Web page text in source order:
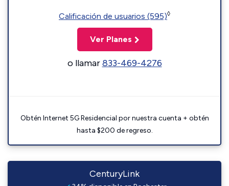
Calificación de usuarios (595)◊
Ver Planes
o llamar833-469-4276
Obtén Internet 5G Residencial por nuestra cuenta + obtén
hasta $200 de regreso.
CenturyLink